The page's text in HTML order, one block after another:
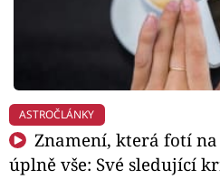
ASTROČLÁNKY
Znamení, která fotí
úplně vše: Své sledující